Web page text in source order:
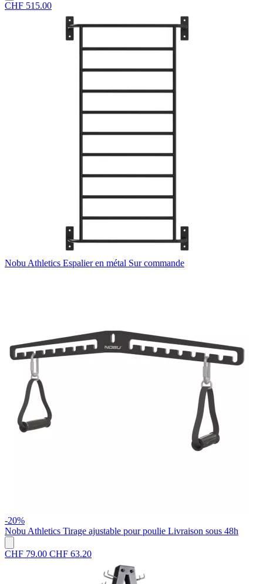
CHF 515.00
Nobu Athletics Espalier en métal Sur commande
-20%
Nobu Athletics Tirage ajustable pour poulie Livraison sous 48h
CHF 79.00 CHF 63.20